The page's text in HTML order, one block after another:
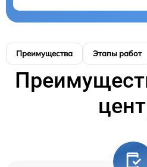
Преимущества Этапы работ